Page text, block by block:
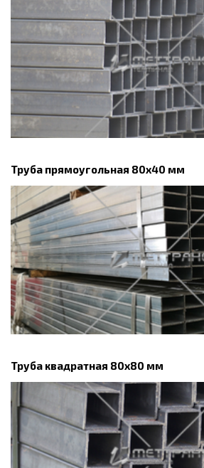
Труба прямоугольная 80х40 мм
Труба квадратная 80х80 мм